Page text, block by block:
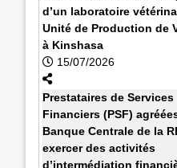
d’un laboratoire
Unité de Production de
à Kinshasa
15/07/2026
Prestataires de Services
Financiers (PSF)
Banque Centrale de la
exercer des activités
d’intermédiation